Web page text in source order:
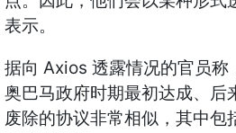
表示。
据向 Axios 透露情况的官员称
奥巴马政府时期最初达成、后
废除的协议非常相似，其中包